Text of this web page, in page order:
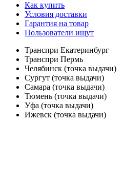
Как купить
Условия доставки
Гарантия на товар
Пользователи ищут
Транспри Екатеринбург
Транспри Пермь
Челябинск (точка выдачи)
Сургут (точка выдачи)
Самара (точка выдачи)
Тюмень (точка выдачи)
Уфа (точка выдачи)
Ижевск (точка выдачи)